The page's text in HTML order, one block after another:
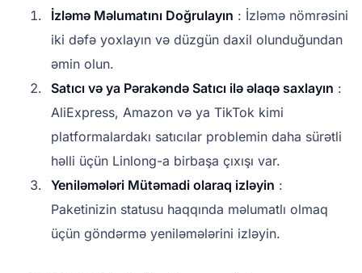
İzləmə Məlumatını Doğrulayın : İzləmə nömrəsini
iki dəfə yoxlayın və düzgün daxil olunduğundan
əmin olun.
Satıcı və ya Pərakəndə Satıcı ilə əlaqə saxlayın :
AliExpress, Amazon və ya TikTok kimi
platformalardakı satıcılar problemin daha sürətli
həlli üçün Linlong-a birbaşa çıxışı var.
Yeniləmələri Mütəmadi olaraq izləyin :
Paketinizin statusu haqqında məlumatlı olmaq
üçün göndərmə yeniləmələrini izləyin.